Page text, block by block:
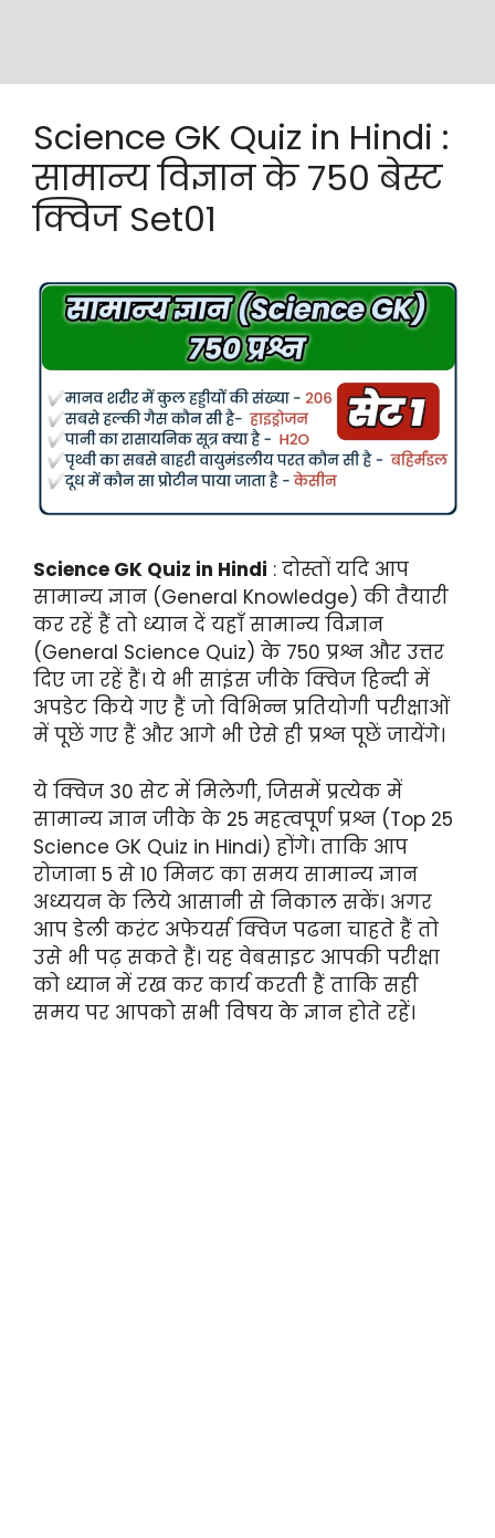
Science GK Quiz in Hindi :
सामान्य विज्ञान के 750 बेस्ट
क्विज Set01
Science GK Quiz in Hindi : दोस्तों यदि आप
सामान्य ज्ञान (General Knowledge) की तैयारी
कर रहें हैं तो ध्यान दें यहाँ सामान्य विज्ञान
(General Science Quiz) के 750 प्रश्न और उत्तर
दिए जा रहें हैं। ये भी साइंस जीके क्विज हिन्दी में
अपडेट किये गए हैं जो विभिन्न प्रतियोगी परीक्षाओं
में पूछें गए हैं और आगे भी ऐसे ही प्रश्न पूछें जायेंगे।
ये क्विज 30 सेट में मिलेगी, जिसमें प्रत्येक में
सामान्य ज्ञान जीके के 25 महत्वपूर्ण प्रश्न (Top 25
Science GK Quiz in Hindi) होंगे। ताकि आप
रोजाना 5 से 10 मिनट का समय सामान्य ज्ञान
अध्ययन के लिये आसानी से निकाल सकें। अगर
आप डेली करंट अफेयर्स क्विज पढना चाहते हैं तो
उसे भी पढ़ सकते हैं। यह वेबसाइट आपकी परीक्षा
को ध्यान में रख कर कार्य करती हैं ताकि सही
समय पर आपको सभी विषय के ज्ञान होते रहें।